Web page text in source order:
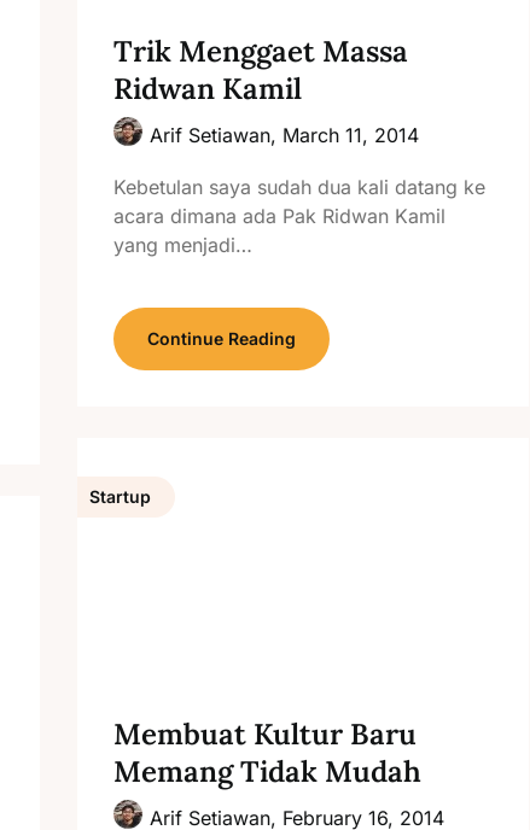
Trik Menggaet Massa
Ridwan Kamil
Arif Setiawan, March 11, 2014
Kebetulan saya sudah dua kali datang ke
acara dimana ada Pak Ridwan Kamil
yang menjadi…
Continue Reading
Startup
Membuat Kultur Baru
Memang Tidak Mudah
Arif Setiawan, February 16, 2014